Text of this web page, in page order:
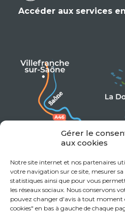
Gérer le
aux cookies
Notre site internet et nos partenaires
votre navigation sur ce site, mesurer
statistiques ainsi que pour vous
les réseaux sociaux. Nous conservons
pouvez changer d'avis à tout moment
cookies" en bas à gauche de chaque
Accéder aux services